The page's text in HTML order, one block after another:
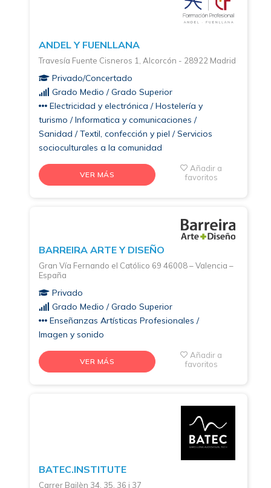
ANDEL Y FUENLLANA
Travesía Fuente Cisneros 1, Alcorcón - 28922 Madrid
Privado/Concertado
Grado Medio / Grado Superior
Electricidad y electrónica / Hostelería y
turismo / Informatica y comunicaciones /
Sanidad / Textil, confección y piel / Servicios
socioculturales a la comunidad
VER MÁS
Añadir a
favoritos
BARREIRA ARTE Y DISEÑO
Gran Vía Fernando el Católico 69 46008 – Valencia –
España
Privado
Grado Medio / Grado Superior
Enseñanzas Artísticas Profesionales /
Imagen y sonido
VER MÁS
Añadir a
favoritos
BATEC.INSTITUTE
Carrer Bailèn 34, 35, 36 i 37